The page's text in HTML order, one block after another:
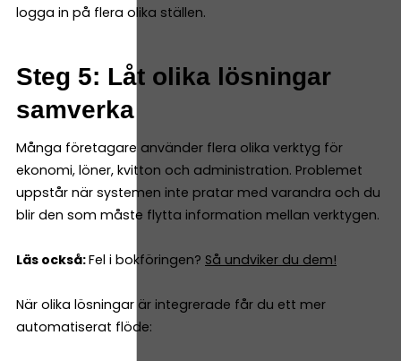
logga in på flera olika ställen.
Steg 5: Låt olika lösningar
samverka
Många företagare använder flera olika verktyg för
ekonomi, löner, kvitton och administration. Problemet
uppstår när systemen inte pratar med varandra och du
blir den som måste flytta information mellan verktygen.
Läs också:Fel i bokföringen? Så undviker du dem!
När olika lösningar är integrerade får du ett mer
automatiserat flöde: